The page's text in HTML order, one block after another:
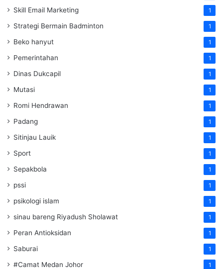
Skill Email Marketing 1
Strategi Bermain Badminton 1
Beko hanyut 1
Pemerintahan 1
Dinas Dukcapil 1
Mutasi 1
Romi Hendrawan 1
Padang 1
Sitinjau Lauik 1
Sport 1
Sepakbola 1
pssi 1
psikologi islam 1
sinau bareng Riyadush Sholawat 1
Peran Antioksidan 1
Saburai 1
#Camat Medan Johor 1